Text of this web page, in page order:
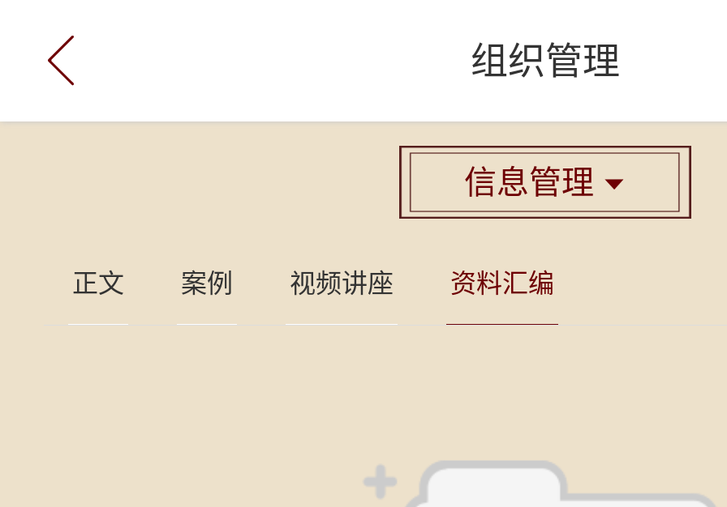
组织管理

信息管理 
正文 案例 视频讲座 资料汇编